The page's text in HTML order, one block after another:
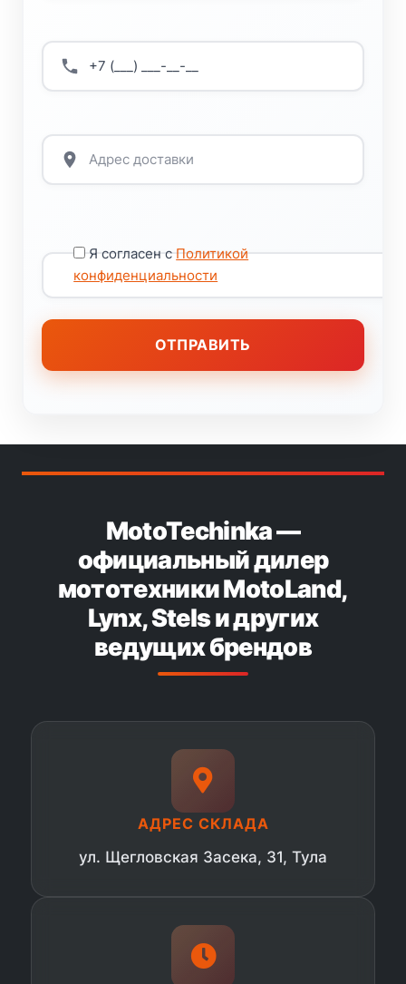
Я согласен сПолитикой
конфиденциальности
MotoTechinka —
официальный дилер
мототехники MotoLand,
Lynx, Stels и других
ведущих брендов
АДРЕС СКЛАДА
ул. Щегловская Засека, 31, Тула